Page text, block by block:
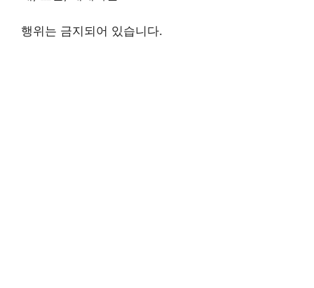
행위는 금지되어 있습니다.